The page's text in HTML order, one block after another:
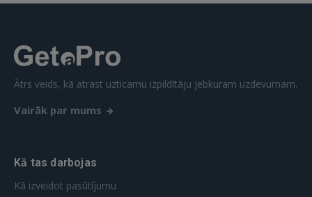
Ātrs veids, kā atrast uzticamu izpildītāju jebkuram uzdevumam.
Vairāk par mums
Kā tas darbojas
Kā izveidot pasūtījumu